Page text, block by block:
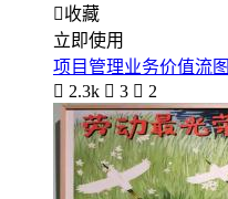
收藏
立即使用
项目管理业务价值流图
 2.3k  3  2